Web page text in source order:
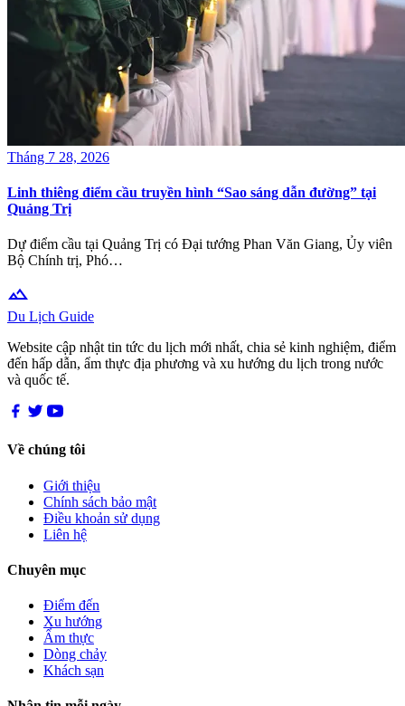
Tháng 7 28, 2026
Linh thiêng điểm cầu truyền hình “Sao sáng dẫn đường” tại
Quảng Trị
Dự điểm cầu tại Quảng Trị có Đại tướng Phan Văn Giang, Ủy viên
Bộ Chính trị, Phó…
terrain
Du Lịch Guide
Website cập nhật tin tức du lịch mới nhất, chia sẻ kinh nghiệm, điểm
đến hấp dẫn, ẩm thực địa phương và xu hướng du lịch trong nước
và quốc tế.
Về chúng tôi
Giới thiệu
Chính sách bảo mật
Điều khoản sử dụng
Liên hệ
Chuyên mục
Điểm đến
Xu hướng
Ẩm thực
Dòng chảy
Khách sạn